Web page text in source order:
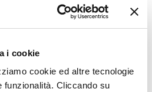
i cookie
cookie ed altre tecnologie
Cliccando su